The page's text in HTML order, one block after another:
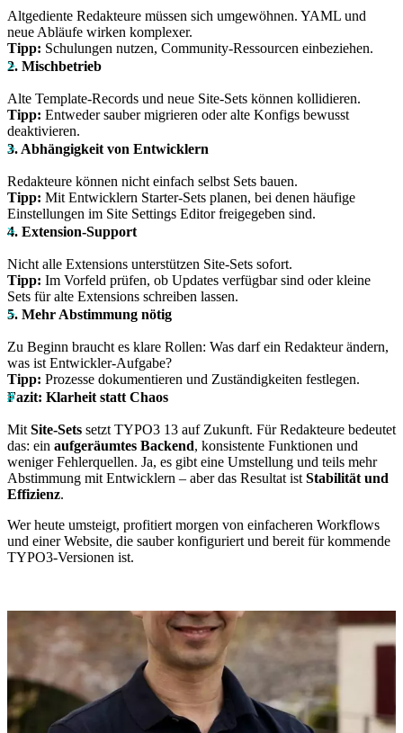
Altgediente Redakteure müssen sich umgewöhnen. YAML und
neue Abläufe wirken komplexer.
Tipp: Schulungen nutzen, Community-Ressourcen einbeziehen.
2. Mischbetrieb
Alte Template-Records und neue Site-Sets können kollidieren.
Tipp: Entweder sauber migrieren oder alte Konfigs bewusst
deaktivieren.
3. Abhängigkeit von Entwicklern
Redakteure können nicht einfach selbst Sets bauen.
Tipp: Mit Entwicklern Starter-Sets planen, bei denen häufige
Einstellungen im Site Settings Editor freigegeben sind.
4. Extension-Support
Nicht alle Extensions unterstützen Site-Sets sofort.
Tipp: Im Vorfeld prüfen, ob Updates verfügbar sind oder kleine
Sets für alte Extensions schreiben lassen.
5. Mehr Abstimmung nötig
Zu Beginn braucht es klare Rollen: Was darf ein Redakteur ändern,
was ist Entwickler-Aufgabe?
Tipp: Prozesse dokumentieren und Zuständigkeiten festlegen.
Fazit: Klarheit statt Chaos
Mit Site-Sets setzt TYPO3 13 auf Zukunft. Für Redakteure bedeutet
das: ein aufgeräumtes Backend, konsistente Funktionen und
weniger Fehlerquellen. Ja, es gibt eine Umstellung und teils mehr
Abstimmung mit Entwicklern – aber das Resultat ist Stabilität und
Effizienz.
Wer heute umsteigt, profitiert morgen von einfacheren Workflows
und einer Website, die sauber konfiguriert und bereit für kommende
TYPO3-Versionen ist.